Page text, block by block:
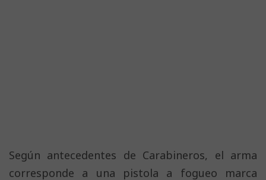
Según antecedentes de Carabineros, el arma
corresponde a una pistola a fogueo marca